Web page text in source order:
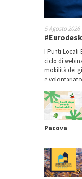
5 Agosto 2026
I Punti Locali
ciclo di
mobilità dei
e
Padova